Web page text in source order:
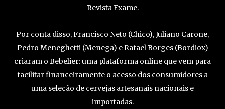
Revista Exame.
Por conta disso, Francisco Neto (Chico), Juliano Carone,
Pedro Meneghetti (Menega) e Rafael Borges (Bordiox)
criaram o Bebelier: uma plataforma online que vem para
facilitar financeiramente o acesso dos consumidores a
uma seleção de cervejas artesanais nacionais e
importadas.